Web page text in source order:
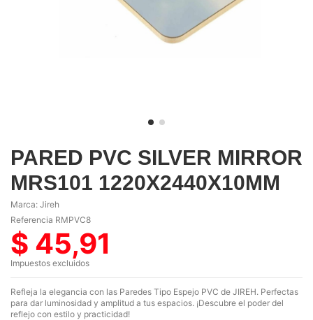
PARED PVC SILVER MIRROR
MRS101 1220X2440X10MM
Marca: Jireh
Referencia RMPVC8
$ 45,91
Impuestos excluidos
Refleja la elegancia con las Paredes Tipo Espejo PVC de JIREH. Perfectas
para dar luminosidad y amplitud a tus espacios. ¡Descubre el poder del
reflejo con estilo y practicidad!